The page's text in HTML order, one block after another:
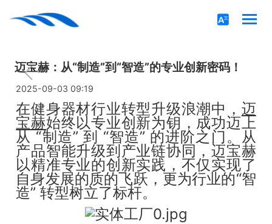
迈宝赫：从“制造”到“智造”的专业创新密码！
2025-09-03 09:19
在健身器材行业转型升级浪潮中， 迈
宝赫始终以专业创新为钥，成功迈上
从 “制造” 到 “智造” 的进阶之门。从
产品智能升级到产业链协同，迈宝赫
以精准专业的创新实践，不仅实现了
自身发展的质的飞跃，更为行业的“智
造” 转型树立了标杆。